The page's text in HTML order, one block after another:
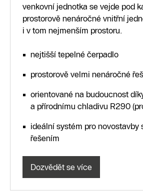
venkovní jednotka se vejde pod
prostorově nenáročné vnitřní
i v tom nejmenším prostoru.
nejtišší tepelné čerpadlo
prostorově velmi nenáročné
orientované na budoucnost
a přírodnímu chladivu R290
ideální systém pro novostavby
řešením
Dozvědět se více